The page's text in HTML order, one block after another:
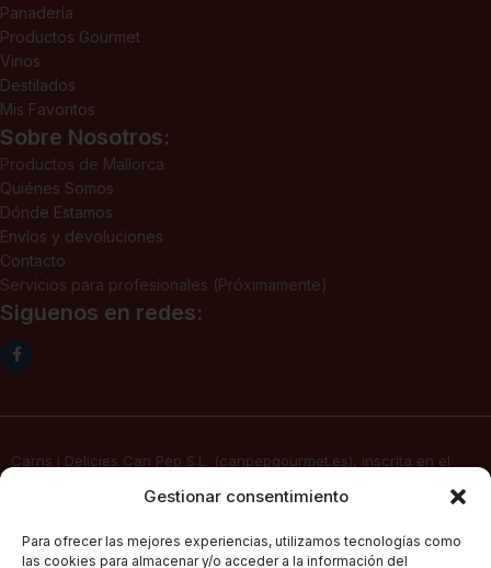
Gestionar consentimiento
Para ofrecer las mejores experiencias, utilizamos tecnologías como
las cookies para almacenar y/o acceder a la información del
Panadería
Productos Gourmet
Vinos
Destilados
Mis Favoritos
Sobre Nosotros:
Productos de Mallorca
Quiénes Somos
Dónde Estamos
Envíos y devoluciones
Contacto
Servicios para profesionales (Próximamente)
Siguenos en redes:
Carns i Delicies Can Pep S.L. (canpepgourmet.es), inscrita en el
1ª, fecha 02/06/2025, con domicilio social en c/ Major Nº 115,
sus servicios de venta electrónica por Internet a través de su